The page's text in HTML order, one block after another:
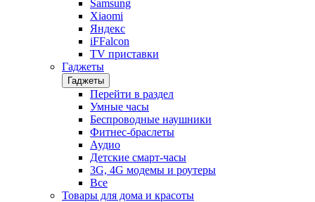
Samsung
Xiaomi
Яндекс
iFFalcon
TV приставки
Гаджеты
Гаджеты
Перейти в раздел
Умные часы
Беспроводные наушники
Фитнес-браслеты
Аудио
Детские смарт-часы
3G, 4G модемы и роутеры
Все
Товары для дома и красоты